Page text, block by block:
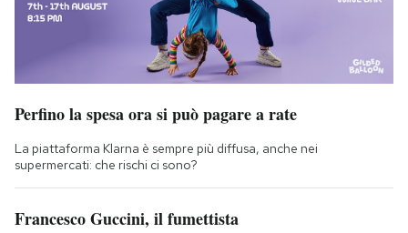
Perfino la spesa ora si può pagare a rate
La piattaforma Klarna è sempre più diffusa, anche nei
supermercati: che rischi ci sono?
Francesco Guccini, il fumettista